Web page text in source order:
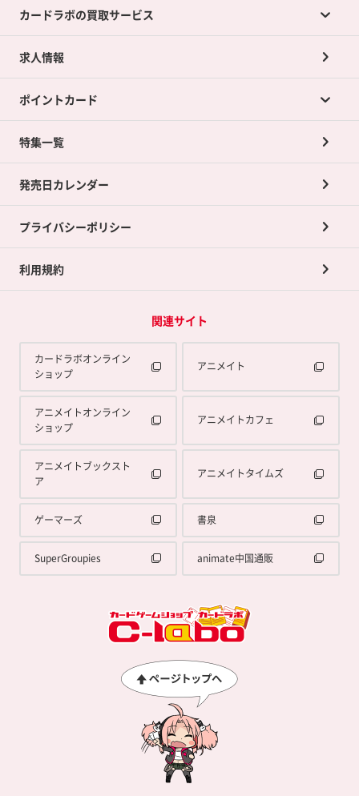
カードラボの買取サービス
カードラボの買取サービスTOP
店舗買取について
ネット買取について
買取承諾書について
求人情報
ポイントカード
ポイントカードTOP
ポイント交換景品
特集一覧
発売日カレンダー
プライバシーポリシー
利用規約
関連サイト
カードラボオンライン
ショップ
アニメイト
アニメイトオンライン
ショップ
アニメイトカフェ
アニメイトブックスト
ア
アニメイトタイムズ
ゲーマーズ 書泉
SuperGroupies animate中国通販